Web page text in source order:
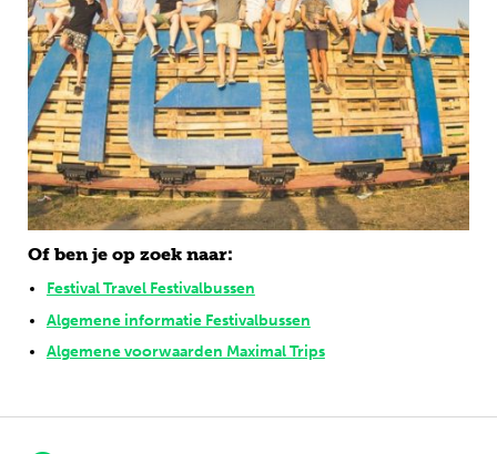
Of ben je op zoek naar:
Festival Travel Festivalbussen
Algemene informatie Festivalbussen
Algemene voorwaarden Maximal Trips